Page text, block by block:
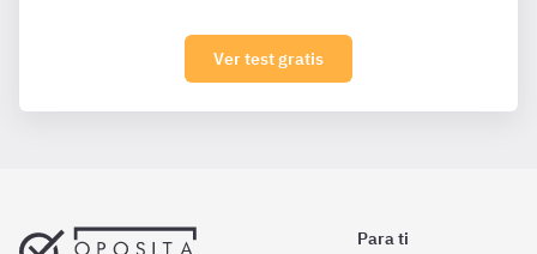
Ver test gratis
Para ti